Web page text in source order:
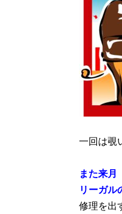
一回は覗
また来月
リーガル
修理を出